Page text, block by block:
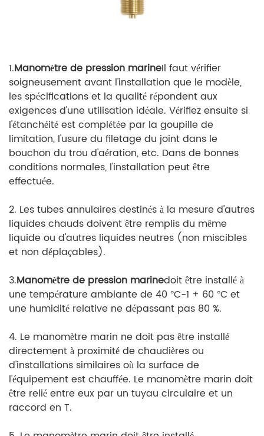
1.Manomètre de pression marineIl faut vérifier
soigneusement avant l'installation que le modèle,
les spécifications et la qualité répondent aux
exigences d'une utilisation idéale. Vérifiez ensuite si
l'étanchéité est complétée par la goupille de
limitation, l'usure du filetage du joint dans le
bouchon du trou d'aération, etc. Dans de bonnes
conditions normales, l'installation peut être
effectuée.
2. Les tubes annulaires destinés à la mesure d'autres
liquides chauds doivent être remplis du même
liquide ou d'autres liquides neutres (non miscibles
et non déplaçables).
3.Manomètre de pression marinedoit être installé à
une température ambiante de 40 °C-1 + 60 °C et
une humidité relative ne dépassant pas 80 %.
4. Le manomètre marin ne doit pas être installé
directement à proximité de chaudières ou
d'installations similaires où la surface de
l'équipement est chauffée. Le manomètre marin doit
être relié entre eux par un tuyau circulaire et un
raccord en T.